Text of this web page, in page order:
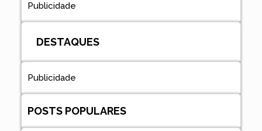
Publicidade
DESTAQUES
Publicidade
POSTS POPULARES